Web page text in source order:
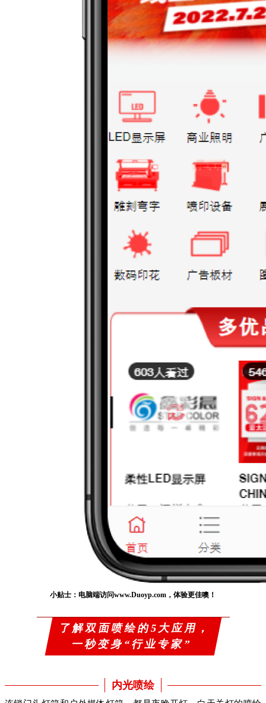
小贴士：电脑端访问www.Duoyp.com，体验更佳噢！
了解双面喷绘的5大应用，
一秒变身“行业专家”
内光喷绘